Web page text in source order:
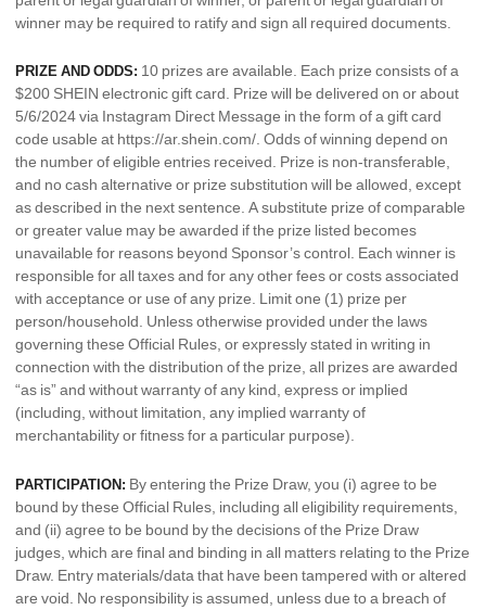
winner may be required to ratify and sign all required documents.
PRIZE AND ODDS: 10 prizes are available. Each prize consists of a
$200 SHEIN electronic gift card. Prize will be delivered on or about
5/6/2024 via Instagram Direct Message in the form of a gift card
code usable at https://ar.shein.com/. Odds of winning depend on
the number of eligible entries received. Prize is non-transferable,
and no cash alternative or prize substitution will be allowed, except
as described in the next sentence. A substitute prize of comparable
or greater value may be awarded if the prize listed becomes
unavailable for reasons beyond Sponsor’s control. Each winner is
responsible for all taxes and for any other fees or costs associated
with acceptance or use of any prize. Limit one (1) prize per
person/household. Unless otherwise provided under the laws
governing these Official Rules, or expressly stated in writing in
connection with the distribution of the prize, all prizes are awarded
“as is” and without warranty of any kind, express or implied
(including, without limitation, any implied warranty of
merchantability or fitness for a particular purpose).
PARTICIPATION: By entering the Prize Draw, you (i) agree to be
bound by these Official Rules, including all eligibility requirements,
and (ii) agree to be bound by the decisions of the Prize Draw
judges, which are final and binding in all matters relating to the Prize
Draw. Entry materials/data that have been tampered with or altered
are void. No responsibility is assumed, unless due to a breach of